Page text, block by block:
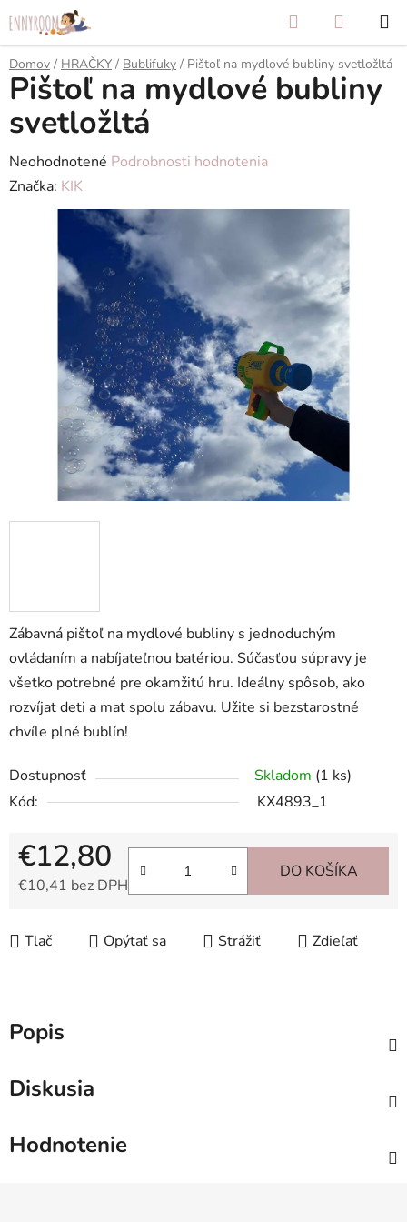
na
obsah
Hľadať
KOŠÍK
Domov / HRAČKY / Bublifuky / Pištoľ na mydlové bubliny svetložltá
Zábavná pištoľ na mydlové bubliny s jednoduchým
ovládaním a nabíjateľnou batériou. Súčasťou súpravy je
všetko potrebné pre okamžitú hru. Ideálny spôsob, ako
rozvíjať deti a mať spolu zábavu. Užite si bezstarostné
chvíle plné bublín!
Dostupnosť Skladom (1 ks)
Kód:
KX4893_1
€12,80
€10,41 bez DPH
DO KOŠÍKA
Tlač Opýtať sa Strážiť Zdieľať
Pištoľ na mydlové bubliny
svetložltá
Priemerné
hodnotenie
produktu
Neohodnotené Podrobnosti hodnotenia
Značka: KIK
Popis
Diskusia
Hodnotenie